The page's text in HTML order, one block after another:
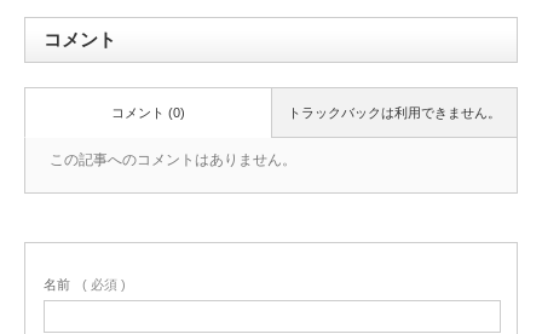
コメント
トラックバックは利用できません。
コメント (0)
この記事へのコメントはありません。
名前 ( 必須 )